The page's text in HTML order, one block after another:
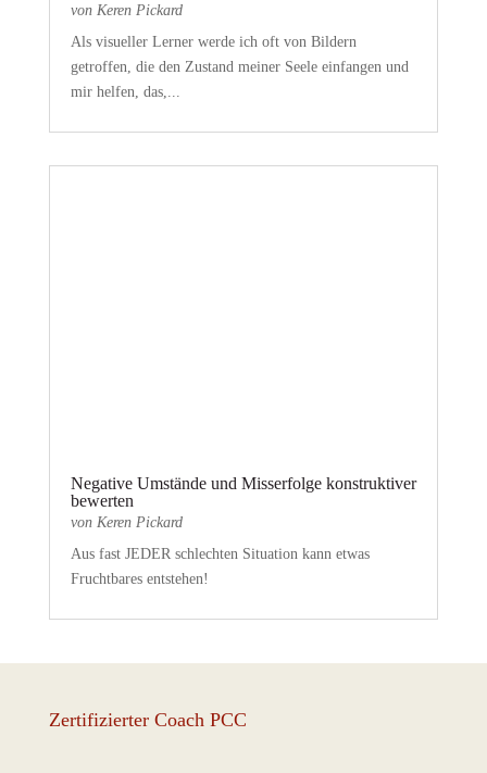
von Keren Pickard
Als visueller Lerner werde ich oft von Bildern
getroffen, die den Zustand meiner Seele einfangen und
mir helfen, das,...
Negative Umstände und Misserfolge konstruktiver
bewerten
von Keren Pickard
Aus fast JEDER schlechten Situation kann etwas
Fruchtbares entstehen!
Zertifizierter Coach PCC